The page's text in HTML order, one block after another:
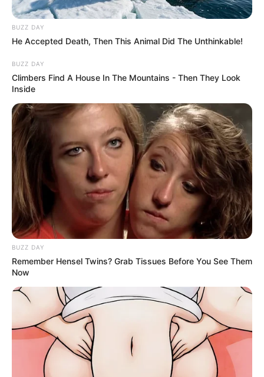
สีมงคล
แจกตาราง สีมงคลตามราศี 2569 ประจำ
เดือนสิงหาคม โดย อ.รักษ์ เลขเด็ด
ดูดวงรายวัน ดูเพิ่มเติม
ดูดวงรายวัน
อยากเฮงมาทางนี้ ! อ.บุญลาด แนะ เคล็ด
ลับเสริมดวงวันที่ 1 พ.ค. 69
ดูดวงรายวัน
อ.รักษ์เลขเด็ด งวด 1 – 15 ก.ค. 68
เว็บไซต์นี้ใช้คุกกี้
เพื่อการนำเสนอเนื้อหาที่ดี รวมถึงการจัดการข้อมูลส่วนบุคคล เพื่อให้คุณได้รับ
ประสบการณ์ที่ดีบนบริการของเว็บไซต์เรา หากคุณใช้บริการเว็บไซต์นี้ต่อไปโดย
ไม่มีการปรับตั้งค่าใดๆนั้น แสดงว่าคุณยอมรับนโยบายคุกกี้และนโยบายส่วน
บุคคลของเรา
เรียนรู้เพิ่มเติม
BUZZ DAY
He Accepted Death, Then This Animal Did The Unthinkable!
BUZZ DAY
Climbers Find A House In The Mountains - Then They Look
Inside
BUZZ DAY
Remember Hensel Twins? Grab Tissues Before You See Them
Now